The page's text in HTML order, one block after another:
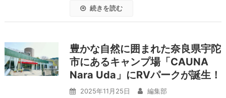
続きを読む
豊かな自然に囲まれた奈良県宇陀
市にあるキャンプ場「CAUNA
Nara Uda」にRVパークが誕生！
2025年11月25日 編集部